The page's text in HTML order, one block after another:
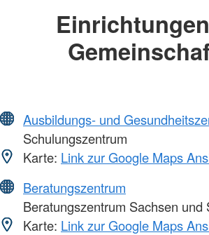
Ausbildungs- und
Schulungszentrum
Karte: Link zur Google Maps
Beratungszentrum
Beratungszentrum Sachsen und
Karte: Link zur Google Maps